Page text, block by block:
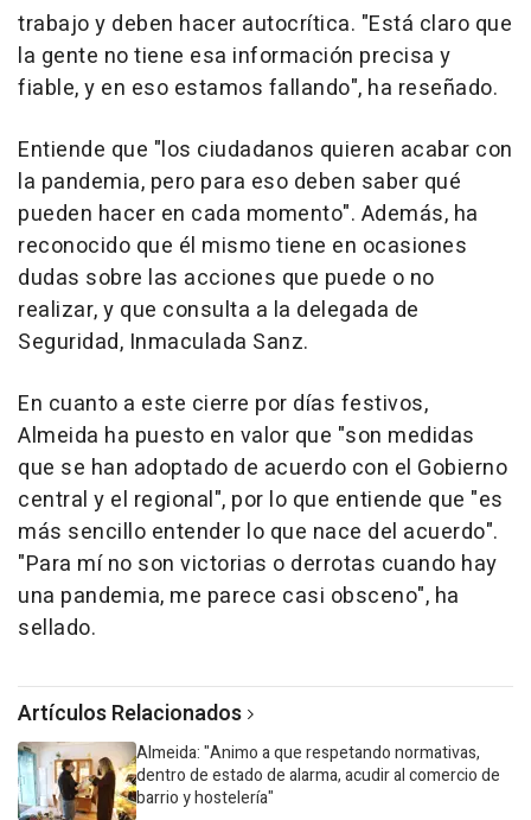
trabajo y deben hacer autocrítica. "Está claro que
la gente no tiene esa información precisa y
fiable, y en eso estamos fallando", ha reseñado.
Entiende que "los ciudadanos quieren acabar con
la pandemia, pero para eso deben saber qué
pueden hacer en cada momento". Además, ha
reconocido que él mismo tiene en ocasiones
dudas sobre las acciones que puede o no
realizar, y que consulta a la delegada de
Seguridad, Inmaculada Sanz.
En cuanto a este cierre por días festivos,
Almeida ha puesto en valor que "son medidas
que se han adoptado de acuerdo con el Gobierno
central y el regional", por lo que entiende que "es
más sencillo entender lo que nace del acuerdo".
"Para mí no son victorias o derrotas cuando hay
una pandemia, me parece casi obsceno", ha
sellado.
Artículos Relacionados
Almeida: "Animo a que respetando normativas,
dentro de estado de alarma, acudir al comercio de
barrio y hostelería"